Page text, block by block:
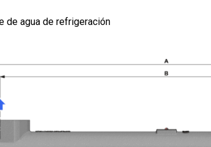
de agua de refrigeración